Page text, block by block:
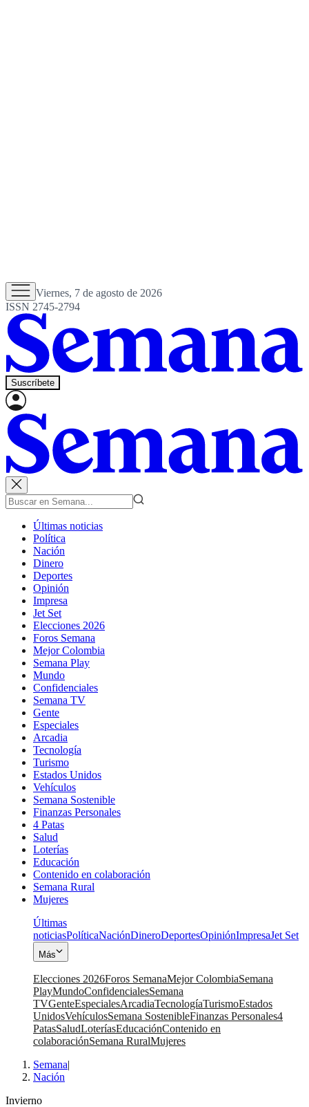
Viernes, 7 de agosto de 2026
ISSN 2745-2794
Suscríbete
Últimas noticias
Política
Nación
Dinero
Deportes
Opinión
Impresa
Jet Set
Elecciones 2026
Foros Semana
Mejor Colombia
Semana Play
Mundo
Confidenciales
Semana TV
Gente
Especiales
Arcadia
Tecnología
Turismo
Estados Unidos
Vehículos
Semana Sostenible
Finanzas Personales
4 Patas
Salud
Loterías
Educación
Contenido en colaboración
Semana Rural
Mujeres
Últimas
noticiasPolíticaNaciónDineroDeportesOpiniónImpresaJet Set
Más
Elecciones 2026Foros SemanaMejor ColombiaSemana
PlayMundoConfidencialesSemana
TVGenteEspecialesArcadiaTecnologíaTurismoEstados
UnidosVehículosSemana SostenibleFinanzas Personales4
PatasSaludLoteríasEducaciónContenido en
colaboraciónSemana RuralMujeres
Semana|
Nación
Invierno